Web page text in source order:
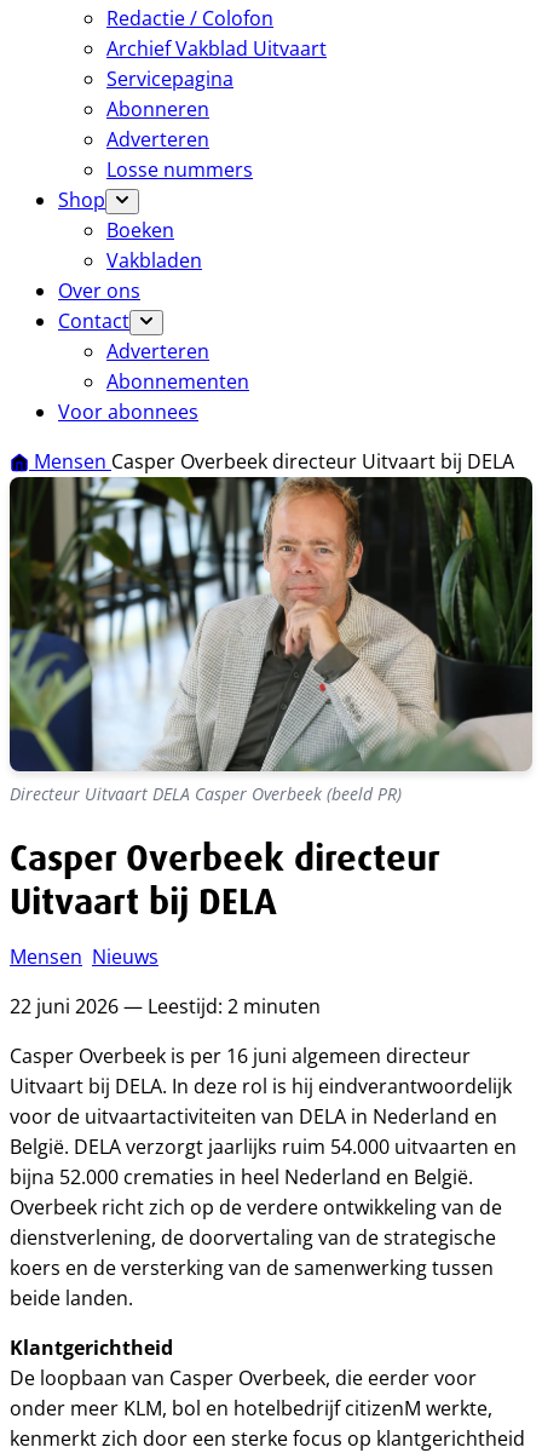
Redactie / Colofon
Archief Vakblad Uitvaart
Servicepagina
Abonneren
Adverteren
Losse nummers
Shop
Boeken
Vakbladen
Over ons
Contact
Adverteren
Abonnementen
Voor abonnees
Mensen Casper Overbeek directeur Uitvaart bij DELA
Directeur Uitvaart DELA Casper Overbeek (beeld PR)
Casper Overbeek directeur
Uitvaart bij DELA
Mensen Nieuws
22 juni 2026 — Leestijd: 2 minuten
Casper Overbeek is per 16 juni algemeen directeur
Uitvaart bij DELA. In deze rol is hij eindverantwoordelijk
voor de uitvaartactiviteiten van DELA in Nederland en
België. DELA verzorgt jaarlijks ruim 54.000 uitvaarten en
bijna 52.000 crematies in heel Nederland en België.
Overbeek richt zich op de verdere ontwikkeling van de
dienstverlening, de doorvertaling van de strategische
koers en de versterking van de samenwerking tussen
beide landen.
Klantgerichtheid
De loopbaan van Casper Overbeek, die eerder voor
onder meer KLM, bol en hotelbedrijf citizenM werkte,
kenmerkt zich door een sterke focus op klantgerichtheid